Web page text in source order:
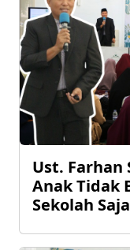
Ust. Farhan
Anak Tidak
Sekolah Saja